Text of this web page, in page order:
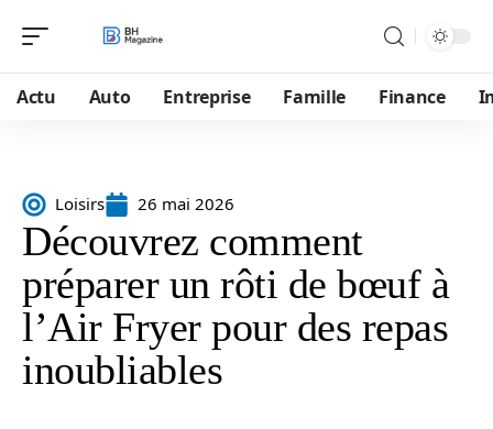
Actu Auto Entreprise Famille Finance
Loisirs 26 mai 2026
Découvrez comment
préparer un rôti de bœuf à
l’Air Fryer pour des repas
inoubliables